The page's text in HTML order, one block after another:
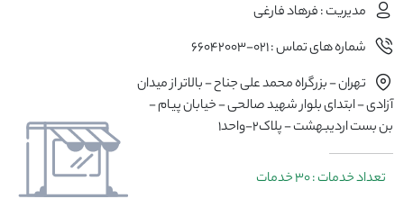
مدیریت : فرهاد فارغی
شماره های تماس : 021-66042003
تهران - بزرگراه محمد علی جناح - بالاتر از میدان
آزادی - ابتدای بلوار شهید صالحی - خیابان پیام -
بن بست اردیبهشت - پلاک2-واحد1
تعداد خدمات : 30 خدمات